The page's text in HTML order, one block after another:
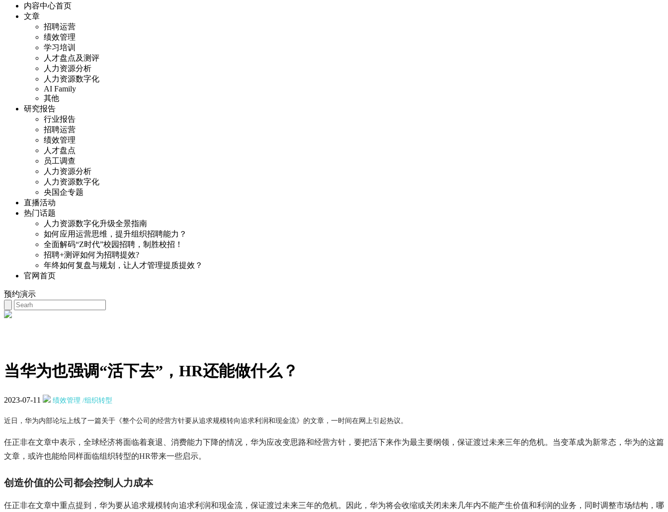
内容中心首页
文章
招聘运营
绩效管理
学习培训
人才盘点及测评
人力资源分析
人力资源数字化
AI Family
其他
研究报告
行业报告
招聘运营
绩效管理
人才盘点
员工调查
人力资源分析
人力资源数字化
央国企专题
直播活动
热门话题
人力资源数字化升级全景指南
如何应用运营思维，提升组织招聘能力？
全面解码“Z时代”校园招聘，制胜校招！
招聘+测评如何为招聘提效?
年终如何复盘与规划，让人才管理提质提效？
官网首页
预约演示
当华为也强调“活下去”，HR还能做什么？
2023-07-11 绩效管理 /组织转型
近日，华为内部论坛上线了一篇关于《整个公司的经营方针要从追求规模转向追求利润和现金流》的文章，一时间在网上引起热议。
任正非在文章中表示，全球经济将面临着衰退、消费能力下降的情况，华为应改变思路和经营方针，要把活下来作为最主要纲领，保证渡过未来三年的危机。当变革成为新常态，华为的这篇
文章，或许也能给同样面临组织转型的HR带来一些启示。
创造价值的公司都会控制人力成本
任正非在文章中重点提到，华为要从追求规模转向追求利润和现金流，保证渡过未来三年的危机。因此，华为将会收缩或关闭未来几年内不能产生价值和利润的业务，同时调整市场结构，哪